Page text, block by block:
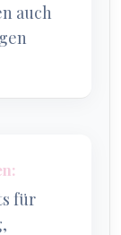
auch
für